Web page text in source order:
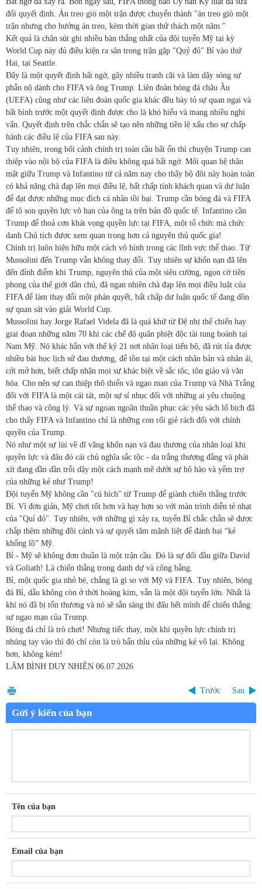
đổi quyết định. Án treo giò một trận được chuyển thành "án treo giò một
trận nhưng cho hưởng án treo, kèm thời gian thử thách một năm."
Kết quả là chân sút ghi nhiều bàn thắng nhất của đội tuyển Mỹ tại kỳ
World Cup này đủ điều kiện ra sân trong trận gặp "Quỷ đỏ" Bỉ vào thứ
Hai, tại Seattle.
Đây là một quyết định bất ngờ, gây nhiều tranh cãi và làm dậy sóng sự
phẫn nộ dành cho FIFA và ông Trump. Liên đoàn bóng đá châu Âu
(UEFA) cũng như các liên đoàn quốc gia khác đều bày tỏ sự quan ngại và
bất bình trước một quyết định được cho là khó hiểu và mang nhiều nghi
vấn. Quyết định trên chắc chắn sẽ tạo nên những tiền lệ xấu cho sự chấp
hành các điều lệ của FIFA sau này.
Tuy nhiên, trong bối cảnh chính trị toàn cầu bất ổn thì chuyện Trump can
thiệp vào nội bộ của FIFA là điều không quá bất ngờ. Mối quan hệ thân
mật giữa Trump và Infantino từ cả năm nay cho thấy bộ đôi này hoàn toàn
có khả năng chà đạp lên mọi điều lệ, bất chấp tính khách quan và dư luận
để đạt được những mục đích cá nhân tồi bại. Trump cần bóng đá và FIFA
để tô son quyền lực vô hạn của ông ta trên bản đồ quốc tế. Infantino cần
Trump để thoả cơn khát vọng quyền lực tại FIFA, một tổ chức mà chức
danh Chủ tịch được xem quan trọng hơn cả nguyên thủ quốc gia!
Chính trị luôn hiện hữu một cách vô hình trong các lĩnh vực thể thao. Từ
Mussolini đến Trump vẫn không thay đổi. Tuy nhiên sự khốn nạn đã lên
đến đỉnh điểm khi Trump, nguyên thủ của một siêu cường, ngọn cờ tiên
phong của thế giới dân chủ, đã ngan nhiên chà đạp lên mọi điều luật của
FIFA để làm thay đổi một phán quyết, bất chấp dư luận quốc tế đang dồn
sự quan sát vào giải World Cup.
Mussolini hay Jorge Rafael Videla đã là quá khứ từ Đệ nhị thế chiến hay
giai đoạn những năm 70 khi các chế độ quân phiệt độc tài tung hoành tại
Nam Mỹ. Nó khác hẳn với thế kỷ 21 nơi nhân loại tiến bộ, đã rút tỉa được
nhiều bài học lịch sử đau thương, để tồn tại một cách nhân bản và nhân ái,
cởi mở hơn, biết chấp nhận mọi sự khác biệt về sắc tộc, tôn giáo và văn
hóa. Cho nên sự can thiệp thô thiển và ngạo mạn của Trump và Nhà Trắng
đối với FIFA là một cái tát, một sự sỉ nhục đối với những ai yêu chuộng
thể thao và công lý. Và sự ngoan ngoãn thuần phục các yêu sách lố bịch đã
cho thấy FIFA và Infantino chỉ là những con rối giẻ rách đối với chính
quyền của Trump.
Nó như một sự lùi về dĩ vãng khốn nạn và đau thương của nhân loại khi
quyền lực và đâu đó cái chủ nghĩa sắc tộc - da trắng thượng đẳng và phát
xít đang dần dần trỗi dậy một cách mạnh mẽ dưới sự hô hào và yểm trợ
của những kẻ như Trump!
Đội tuyển Mỹ không cần "cú hích" từ Trump để giành chiến thắng trước
Bỉ. Vì đơn giản, Mỹ chơi tốt hơn và hay hơn so với màn trình diễn tẻ nhạt
của "Quỉ đỏ". Tuy nhiên, với những gì xảy ra, tuyển Bỉ chắc chắn sẽ được
chắp thêm những đôi cánh và sự quyết tâm mãnh liệt để đánh bại “kẻ
khổng lồ” Mỹ.
Bỉ - Mỹ sẽ không đơn thuần là một trận cầu. Đó là sự đối đầu giữa David
và Goliath! Là chiến thắng trong danh dự và công bằng.
Bỉ, một quốc gia nhỏ bé, chẳng là gì so với Mỹ và FIFA. Tuy nhiên, bóng
đá Bỉ, dẫu không còn ở thời hoàng kim, vẫn là một đội tuyển lớn. Nhất là
khi nó đã bị tổn thương và nó sẽ sẵn sàng thi đấu hết mình để chiến thắng
sự ngạo mạn của Trump.
Bóng đá chỉ là trò chơi! Nhưng tiếc thay, một khi quyền lực chính trị
nhúng tay vào thì đó chỉ còn là trò bẩn thỉu của những kẻ vô lại. Không
hơn, không kém!
LÂM BÌNH DUY NHIÊN 06.07.2026
Trước Sau
Gửi ý kiến của bạn
Tên của bạn
Email của bạn